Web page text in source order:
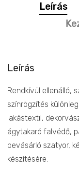
Leírás
Leírás
Rendkívül ellenálló,
színrögzítés
lakástextil,
ágytakaró falvédő,
bevásárló szatyor,
készítésére.